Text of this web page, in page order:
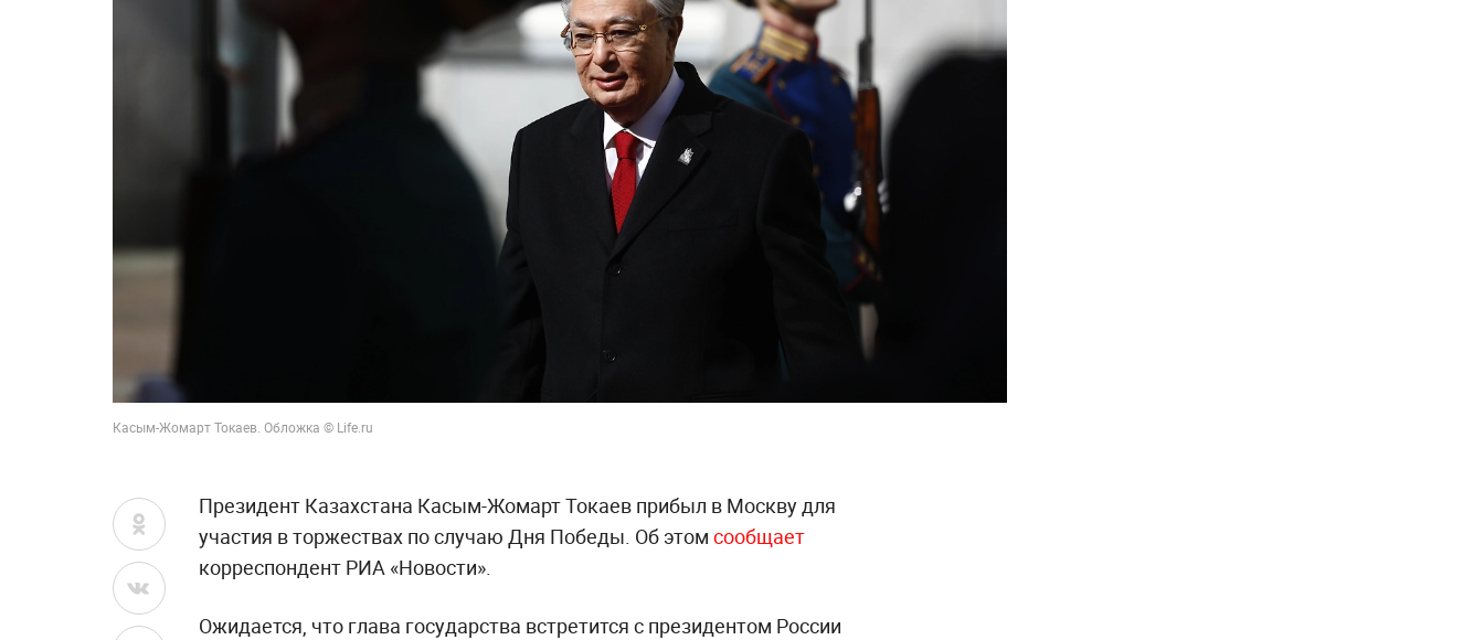
Касым-Жомарт Токаев. Обложка © Life.ru
Президент Казахстана Касым-Жомарт Токаев прибыл в Москву для
участия в торжествах по случаю Дня Победы. Об этом сообщает
корреспондент РИА «Новости».
Ожидается, что глава государства встретится с президентом России